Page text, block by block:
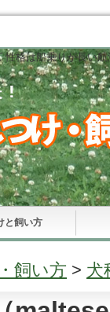
格は船乗りが長い
と飼い方
飼い方 > 犬